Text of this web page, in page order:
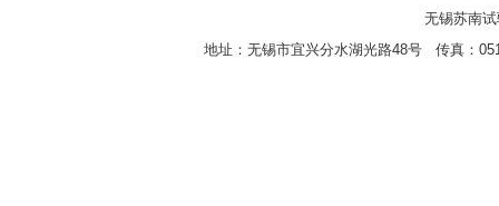
无锡苏南
地址：无锡市宜兴分水湖光路48号 传真：